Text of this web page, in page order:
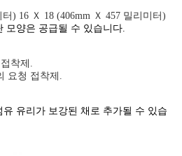
) 16 Ｘ 18 (406mm Ｘ 457 밀리미터)
모양은 공급될 수 있습니다.
착제.
요청 접착제.
유리가 보강된 채로 추가될 수 있습